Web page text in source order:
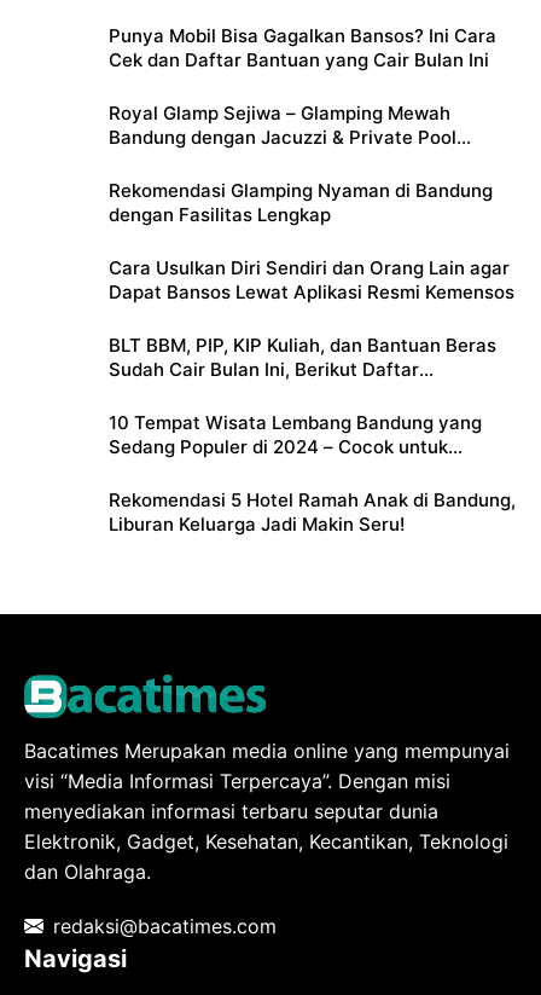
Punya Mobil Bisa Gagalkan Bansos? Ini Cara
Cek dan Daftar Bantuan yang Cair Bulan Ini
Royal Glamp Sejiwa – Glamping Mewah
Bandung dengan Jacuzzi & Private Pool
Rekomendasi Glamping Nyaman di Bandung
dengan Fasilitas Lengkap
Cara Usulkan Diri Sendiri dan Orang Lain agar
Dapat Bansos Lewat Aplikasi Resmi Kemensos
BLT BBM, PIP, KIP Kuliah, dan Bantuan Beras
Sudah Cair Bulan Ini, Berikut Daftar
10 Tempat Wisata Lembang Bandung yang
Sedang Populer di 2024 – Cocok untuk
Rekomendasi 5 Hotel Ramah Anak di Bandung,
Liburan Keluarga Jadi Makin Seru!
Bacatimes Merupakan media online yang mempunyai
visi “Media Informasi Terpercaya”. Dengan misi
menyediakan informasi terbaru seputar dunia
Elektronik, Gadget, Kesehatan, Kecantikan, Teknologi
dan Olahraga.
redaksi@bacatimes.com
Navigasi